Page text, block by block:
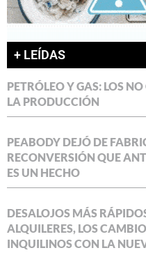
+ LEÍDAS
PETRÓLEO Y GAS: LOS
LA PRODUCCIÓN
PEABODY DEJÓ DE
RECONVERSIÓN QUE
ES UN HECHO
DESALOJOS MÁS
ALQUILERES, LOS
INQUILINOS CON LA